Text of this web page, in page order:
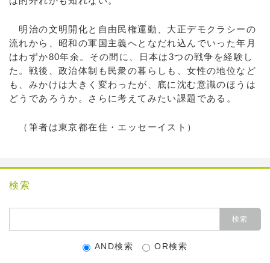
明治の文明開化と自由民権運動、大正デモクラシーの
流れから、昭和の軍国主義へとなだれ込んでいった年月
はわずか80年余。その間に、日本は3つの戦争を経験し
た。戦後、政治体制も民衆の暮らしも、女性の地位など
も、みかけは大きく変わったが、底に沈む意識のほうは
どうであろうか。さらに考えてみたい課題である。
（筆者は東京都在住・エッセーイスト）
検索
AND検索 OR検索